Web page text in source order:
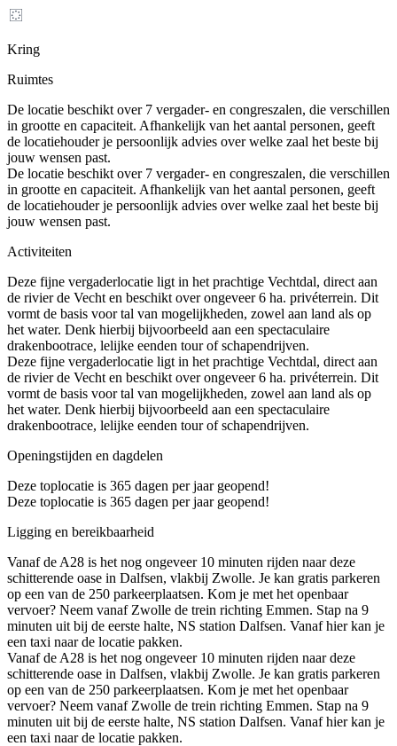
Kring
Ruimtes
De locatie beschikt over 7 vergader- en congreszalen, die verschillen
in grootte en capaciteit. Afhankelijk van het aantal personen, geeft
de locatiehouder je persoonlijk advies over welke zaal het beste bij
jouw wensen past.
De locatie beschikt over 7 vergader- en congreszalen, die verschillen
in grootte en capaciteit. Afhankelijk van het aantal personen, geeft
de locatiehouder je persoonlijk advies over welke zaal het beste bij
jouw wensen past.
Activiteiten
Deze fijne vergaderlocatie ligt in het prachtige Vechtdal, direct aan
de rivier de Vecht en beschikt over ongeveer 6 ha. privéterrein. Dit
vormt de basis voor tal van mogelijkheden, zowel aan land als op
het water. Denk hierbij bijvoorbeeld aan een spectaculaire
drakenbootrace, lelijke eenden tour of schapendrijven.
Deze fijne vergaderlocatie ligt in het prachtige Vechtdal, direct aan
de rivier de Vecht en beschikt over ongeveer 6 ha. privéterrein. Dit
vormt de basis voor tal van mogelijkheden, zowel aan land als op
het water. Denk hierbij bijvoorbeeld aan een spectaculaire
drakenbootrace, lelijke eenden tour of schapendrijven.
Openingstijden en dagdelen
Deze toplocatie is 365 dagen per jaar geopend!
Deze toplocatie is 365 dagen per jaar geopend!
Ligging en bereikbaarheid
Vanaf de A28 is het nog ongeveer 10 minuten rijden naar deze
schitterende oase in Dalfsen, vlakbij Zwolle. Je kan gratis parkeren
op een van de 250 parkeerplaatsen. Kom je met het openbaar
vervoer? Neem vanaf Zwolle de trein richting Emmen. Stap na 9
minuten uit bij de eerste halte, NS station Dalfsen. Vanaf hier kan je
een taxi naar de locatie pakken.
Vanaf de A28 is het nog ongeveer 10 minuten rijden naar deze
schitterende oase in Dalfsen, vlakbij Zwolle. Je kan gratis parkeren
op een van de 250 parkeerplaatsen. Kom je met het openbaar
vervoer? Neem vanaf Zwolle de trein richting Emmen. Stap na 9
minuten uit bij de eerste halte, NS station Dalfsen. Vanaf hier kan je
een taxi naar de locatie pakken.